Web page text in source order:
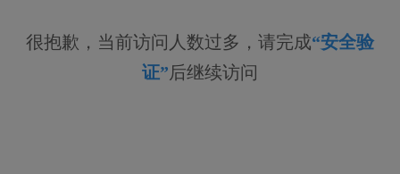
很抱歉，当前访问人数过多，请完成“安全验
证”后继续访问